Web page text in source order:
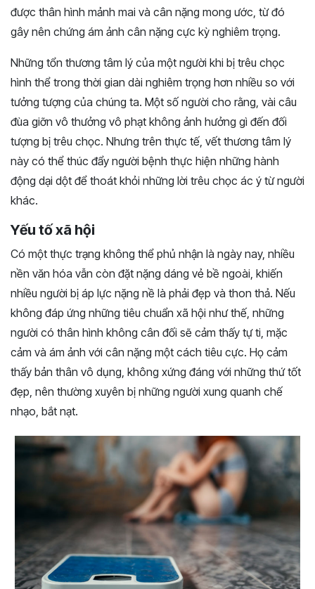
được thân hình mảnh mai và cân nặng mong ước, từ đó
gây nên chứng ám ảnh cân nặng cực kỳ nghiêm trọng.
Những tổn thương tâm lý của một người khi bị trêu chọc
hình thể trong thời gian dài nghiêm trọng hơn nhiều so với
tưởng tượng của chúng ta. Một số người cho rằng, vài câu
đùa giỡn vô thưởng vô phạt không ảnh hưởng gì đến đối
tượng bị trêu chọc. Nhưng trên thực tế, vết thương tâm lý
này có thể thúc đẩy người bệnh thực hiện những hành
động dại dột để thoát khỏi những lời trêu chọc ác ý từ người
khác.
Yếu tố xã hội
Có một thực trạng không thể phủ nhận là ngày nay, nhiều
nền văn hóa vẫn còn đặt nặng dáng vẻ bề ngoài, khiến
nhiều người bị áp lực nặng nề là phải đẹp và thon thả. Nếu
không đáp ứng những tiêu chuẩn xã hội như thế, những
người có thân hình không cân đối sẽ cảm thấy tự ti, mặc
cảm và ám ảnh với cân nặng một cách tiêu cực. Họ cảm
thấy bản thân vô dụng, không xứng đáng với những thứ tốt
đẹp, nên thường xuyên bị những người xung quanh chế
nhạo, bắt nạt.